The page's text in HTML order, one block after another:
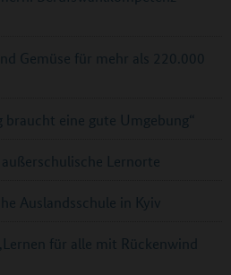
Gemüse für mehr als 220.000
braucht eine gute Umgebung“
Lernorte
Auslandsschule in Kyiv
für alle mit Rückenwind